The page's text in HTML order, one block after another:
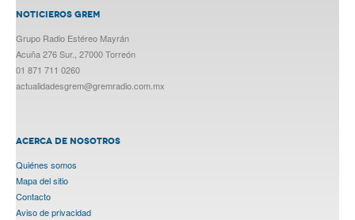
NOTICIEROS GREM
Grupo Radio Estéreo Mayrán
Acuña 276 Sur., 27000 Torreón
01 871 711 0260
actualidadesgrem@gremradio.com.mx
ACERCA DE NOSOTROS
Quiénes somos
Mapa del sitio
Contacto
Aviso de privacidad